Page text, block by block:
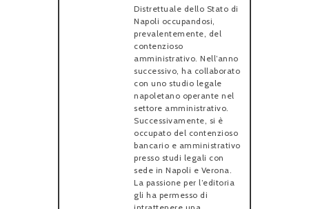
Distrettuale dello Stato di
Napoli occupandosi,
prevalentemente, del
contenzioso
amministrativo. Nell’anno
successivo, ha collaborato
con uno studio legale
napoletano operante nel
settore amministrativo.
Successivamente, si è
occupato del contenzioso
bancario e amministrativo
presso studi legali con
sede in Napoli e Verona.
La passione per l’editoria
gli ha permesso di